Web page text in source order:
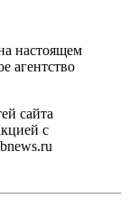
настоящем
агентство
сайта
с